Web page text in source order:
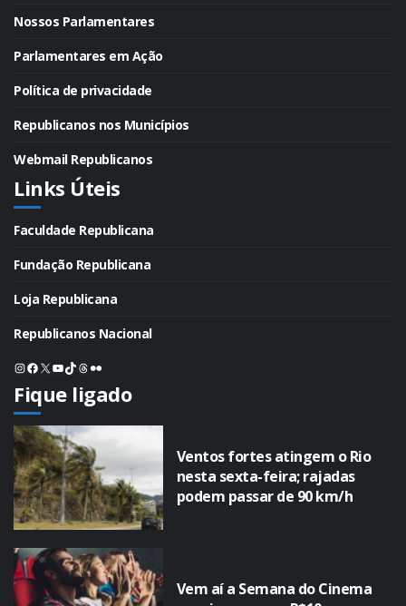
Nossos Parlamentares
Parlamentares em Ação
Política de privacidade
Republicanos nos Municípios
Webmail Republicanos
Links Úteis
Faculdade Republicana
Fundação Republicana
Loja Republicana
Republicanos Nacional
Instagram
Facebook
X Youtube
TikTok
Threads
Flickr
Fique ligado
Ventos fortes atingem o Rio
nesta sexta-feira; rajadas
podem passar de 90 km/h
Vem aí a Semana do Cinema